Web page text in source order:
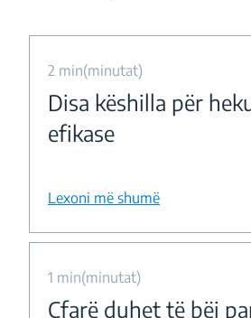
2 min(minutat)
Disa këshilla për
efikase
Lexoni më shumë
1 min(minutat)
Çfarë duhet të bëj